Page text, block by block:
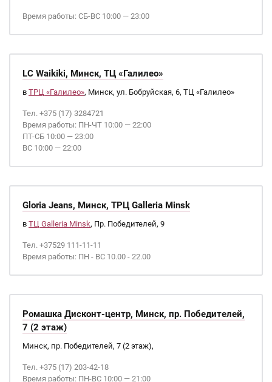
Время работы: СБ-ВС 10:00 — 23:00
LC Waikiki, Минск, ТЦ «Галилео»
в ТРЦ «Галилео», Минск, ул. Бобруйская, 6, ТЦ «Галилео»
Тел. +375 (17) 3284721
Время работы: ПН-ЧТ 10:00 — 22:00
ПТ-СБ 10:00 — 23:00
ВС 10:00 — 22:00
Gloria Jeans, Минск, ТРЦ Galleria Minsk
в ТЦ Galleria Minsk, Пр. Победителей, 9
Тел. +37529 111-11-11
Время работы: ПН - ВС 10.00 - 22.00
Ромашка Дисконт-центр, Минск, пр. Победителей,
7 (2 этаж)
Минск, пр. Победителей, 7 (2 этаж),
Тел. +375 (17) 203-42-18
Время работы: ПН-ВС 10:00 — 21:00